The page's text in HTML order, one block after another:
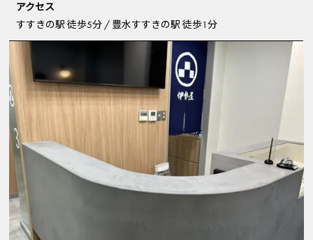
アクセス
すすきの駅 徒歩5分 / 豊水すすきの駅 徒歩1分